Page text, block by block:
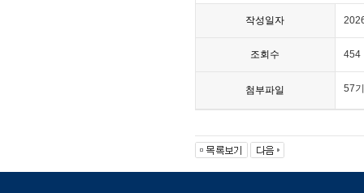
작성일자
조회수 454
첨부파일 57